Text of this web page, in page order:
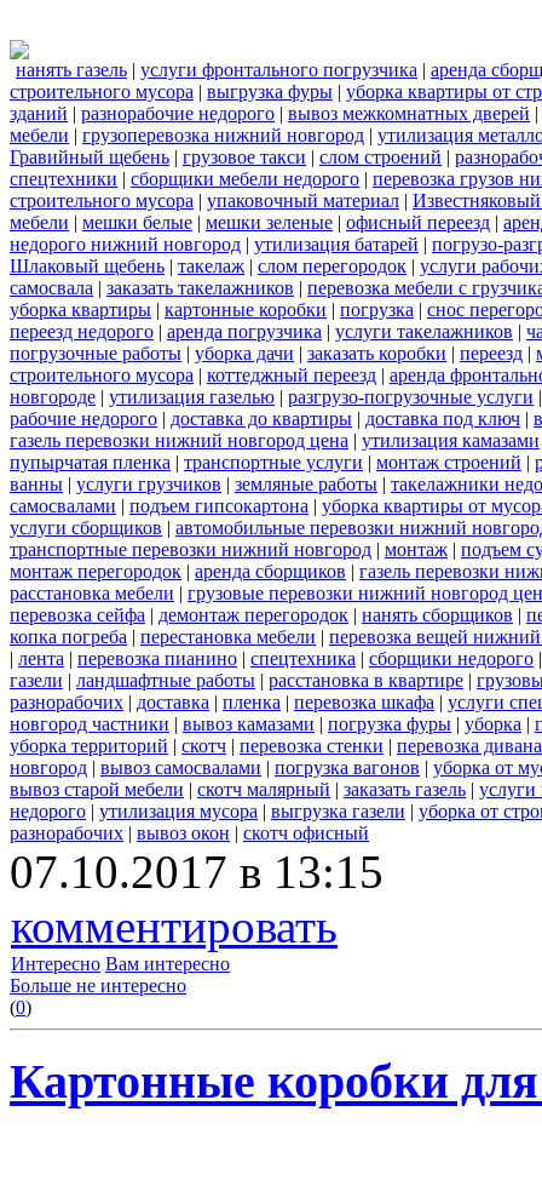
нанять газель | услуги фронтального погрузчика | аренда
строительного мусора | выгрузка фуры | уборка квартиры от
зданий | разнорабочие недорого | вывоз межкомнатных дверей |
мебели | грузоперевозка нижний новгород | утилизация
Гравийный щебень | грузовое такси | слом строений |
спецтехники | сборщики мебели недорого | перевозка грузов
строительного мусора | упаковочный материал |
мебели | мешки белые | мешки зеленые | офисный переезд |
недорого нижний новгород | утилизация батарей | погрузо-
Шлаковый щебень | такелаж | слом перегородок | услуги
самосвала | заказать такелажников | перевозка мебели с
уборка квартиры | картонные коробки | погрузка | снос
переезд недорого | аренда погрузчика | услуги такелажников |
погрузочные работы | уборка дачи | заказать коробки | переезд |
строительного мусора | коттеджный переезд | аренда
новгороде | утилизация газелью | разгрузо-погрузочные услуги
рабочие недорого | доставка до квартиры | доставка под ключ |
газель перевозки нижний новгород цена | утилизация камазами
пупырчатая пленка | транспортные услуги | монтаж строений |
ванны | услуги грузчиков | земляные работы | такелажники
самосвалами | подъем гипсокартона | уборка квартиры от
услуги сборщиков | автомобильные перевозки нижний
транспортные перевозки нижний новгород | монтаж | подъем
монтаж перегородок | аренда сборщиков | газель перевозки
расстановка мебели | грузовые перевозки нижний новгород
перевозка сейфа | демонтаж перегородок | нанять сборщиков |
копка погреба | перестановка мебели | перевозка вещей
| лента | перевозка пианино | спецтехника | сборщики недорого
газели | ландшафтные работы | расстановка в квартире |
разнорабочих | доставка | пленка | перевозка шкафа | услуги
новгород частники | вывоз камазами | погрузка фуры | уборка |
уборка территорий | скотч | перевозка стенки | перевозка дивана
новгород | вывоз самосвалами | погрузка вагонов | уборка от
вывоз старой мебели | скотч малярный | заказать газель | услуги
недорого | утилизация мусора | выгрузка газели | уборка от
разнорабочих | вывоз окон | скотч офисный
07.10.2017 в 13:15
комментировать
Интересно Вам интересно
Больше не интересно
(0)
Картонные коробки для